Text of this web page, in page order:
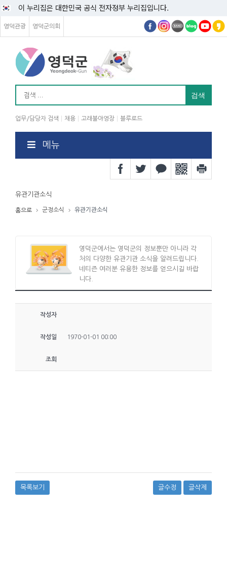
이 누리집은 대한민국 공식 전자정부 누리집입니다.
영덕관광 영덕군의회
업무/담당자 검색 채용 고래불야영장 블루로드
메뉴
유관기관소식
홈으로 군정소식 유관기관소식
영덕군에서는 영덕군의 정보뿐만 아니라 각
처의 다양한 유관기관 소식을 알려드립니다.
네티즌 여러분 유용한 정보를 얻으시길 바랍
니다.
작성자
작성일 1970-01-01 00:00
조회
목록보기 글수정 글삭제